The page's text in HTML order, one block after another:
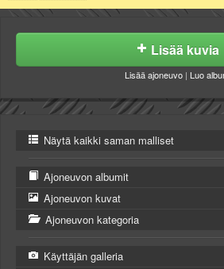
Lisää kuvia
Lisää ajoneuvo | Luo
Näytä kaikki saman malliset
Ajoneuvon albumit
Ajoneuvon kuvat
Ajoneuvon kategoria
Käyttäjän galleria